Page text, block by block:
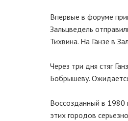
Впервые в форуме
Зальцведель
Тихвина. На Ганзе в
Через три дня стяг
Бобрышеву.
Воссозданный в 1980
этих городов